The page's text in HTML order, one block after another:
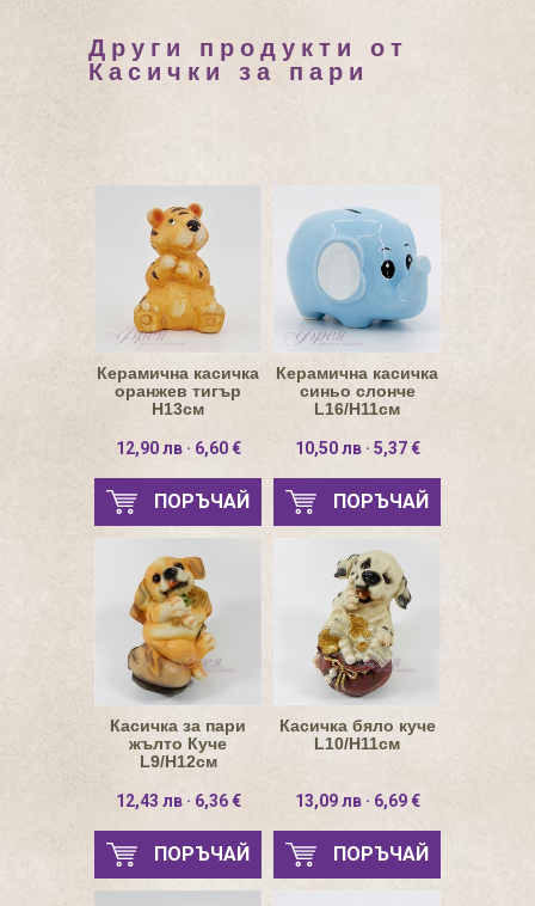
Други продукти от
Касички за пари
Керамична касичка
оранжев тигър
Н13см
12,90 лв · 6,60 €
ПОРЪЧАЙ
Керамична касичка
синьо слонче
L16/H11см
10,50 лв · 5,37 €
ПОРЪЧАЙ
Касичка за пари
жълто Куче
L9/H12см
12,43 лв · 6,36 €
ПОРЪЧАЙ
Касичка бяло куче
L10/H11см
13,09 лв · 6,69 €
ПОРЪЧАЙ